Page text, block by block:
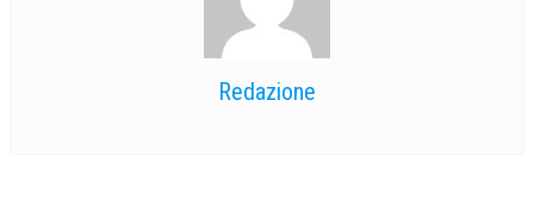
Redazione